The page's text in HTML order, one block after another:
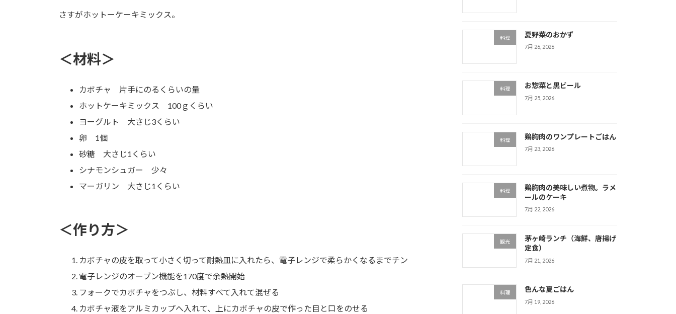
さすがホットーケーキミックス。
＜材料＞
カボチャ 片手にのるくらいの量
ホットケーキミックス 100ｇくらい
ヨーグルト 大さじ3くらい
卵 1個
砂糖 大さじ1くらい
シナモンシュガー 少々
マーガリン 大さじ1くらい
＜作り方＞
カボチャの皮を取って小さく切って耐熱皿に入れたら、電子レンジで柔らかくなるまでチン
電子レンジのオーブン機能を170度で余熱開始
フォークでカボチャをつぶし、材料すべて入れて混ぜる
カボチャ液をアルミカップへ入れて、上にカボチャの皮で作った目と口をのせる
料理 夏野菜のおかず
7月 26, 2026
料理 お惣菜と黒ビール
7月 25, 2026
料理 鶏胸肉のワンプレートごはん
7月 23, 2026
料理
鶏胸肉の美味しい煮物。ラメ
ールのケーキ
7月 22, 2026
観光
茅ヶ崎ランチ（海鮮、唐揚げ
定食）
7月 21, 2026
料理 色んな夏ごはん
7月 19, 2026